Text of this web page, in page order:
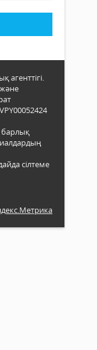
агенттігі.
барлық
сілтеме